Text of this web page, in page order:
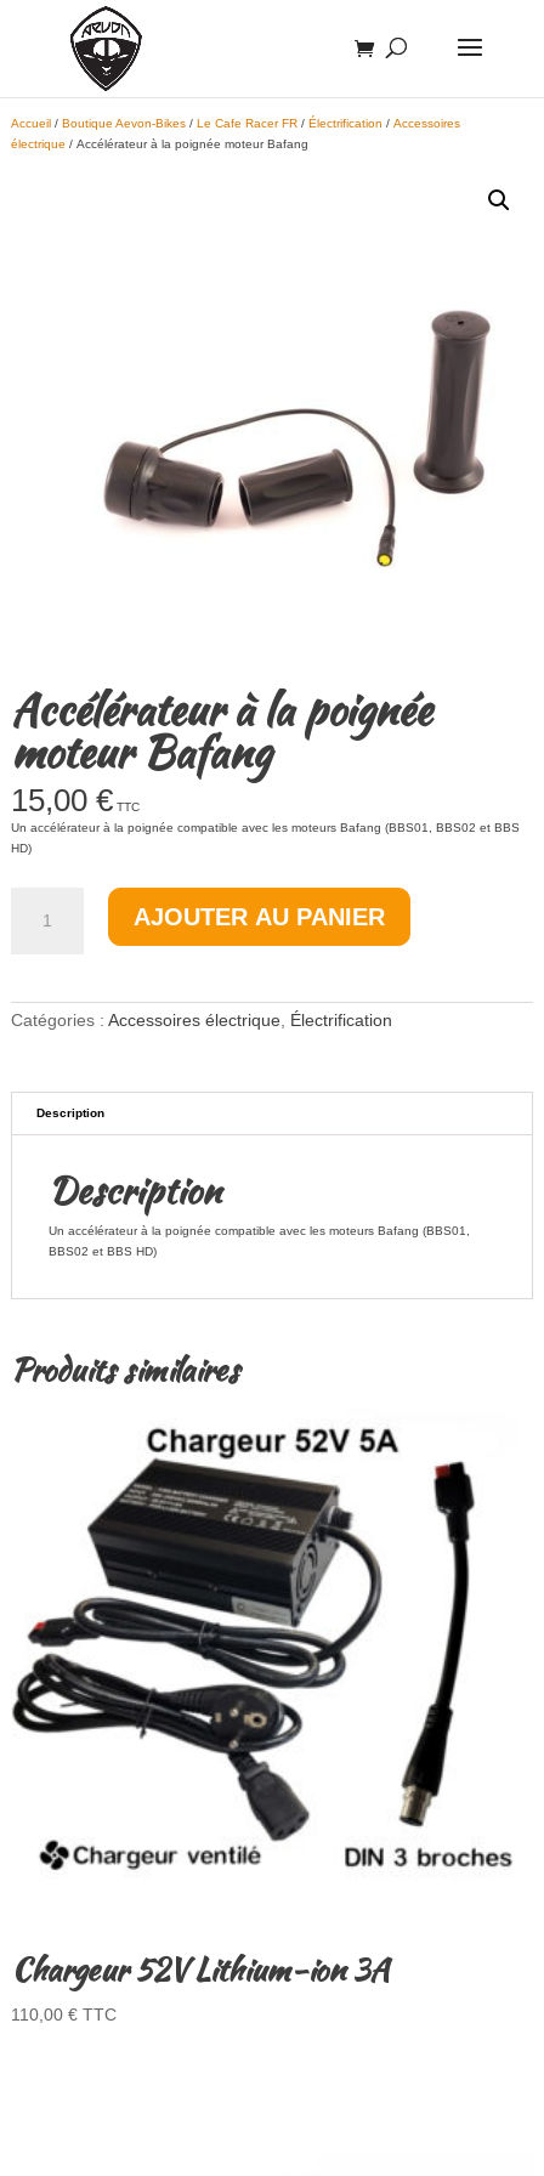
Accueil/ Boutique Aevon-Bikes/ Le Cafe Racer FR/ Électrification / Accessoires
électrique / Accélérateur à la poignée moteur Bafang
Accélérateur à la poignée
moteur Bafang
15,00 € TTC
Un accélérateur à la poignée compatible avec les moteurs Bafang (BBS01, BBS02 et BBS
HD)
poignée
moteur
AJOUTER AU PANIER
Catégories : Accessoires électrique, Électrification
Description
Description
Un accélérateur à la poignée compatible avec les moteurs Bafang (BBS01,
BBS02 et BBS HD)
Produits similaires
Chargeur 52V Lithium-ion 3A
110,00 € TTC